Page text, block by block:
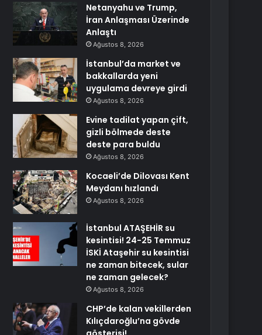
Netanyahu ve Trump,
İran Anlaşması Üzerinde
Anlaştı
Ağustos 8, 2026
İstanbul’da market ve
bakkallarda yeni
uygulama devreye girdi
Ağustos 8, 2026
Evine tadilat yapan çift,
gizli bölmede deste
deste para buldu
Ağustos 8, 2026
Kocaeli’de Dilovası Kent
Meydanı hızlandı
Ağustos 8, 2026
İstanbul ATAŞEHİR su
kesintisi! 24-25 Temmuz
İSKİ Ataşehir su kesintisi
ne zaman bitecek, sular
ne zaman gelecek?
Ağustos 8, 2026
CHP’de kalan vekillerden
Kılıçdaroğlu’na gövde